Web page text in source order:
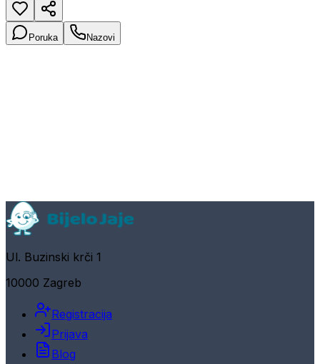
Poruka Nazovi
Ul. Buzinski krči 1
10000 Zagreb
Registracija
Prijava
Blog